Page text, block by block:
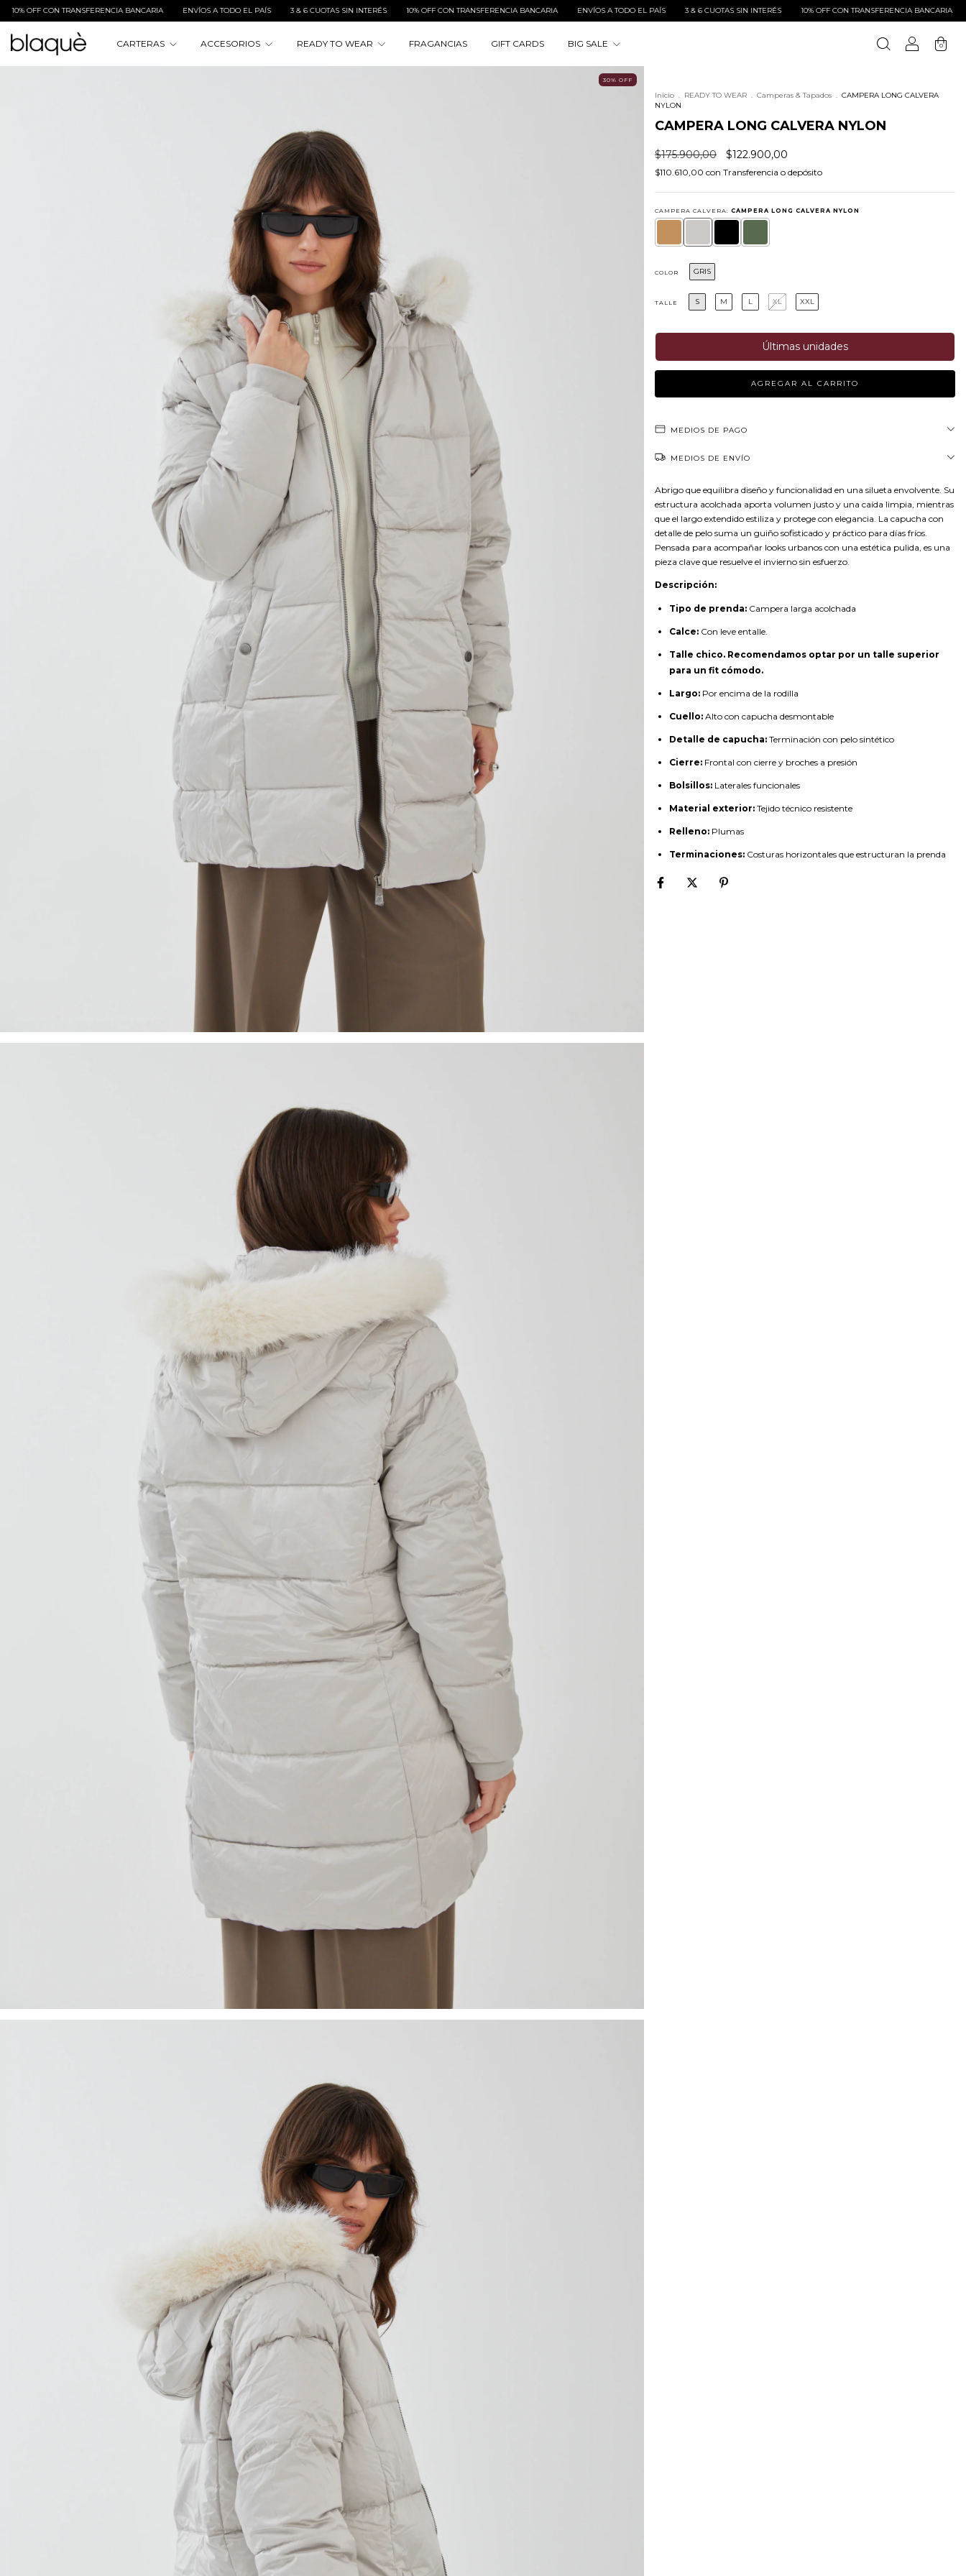
ENVÍOS A TODO EL PAÍS 3 & 6 CUOTAS SIN INTERÉS 10% OFF CON TRANSFERENCIA BANCARIA ENVÍOS A TODO EL PAÍS 3 & 6 CUOTAS SIN INTERÉS 10% OFF CON TRANSFERENCIA BANCARIA ENVÍOS A TODO EL PAÍS 3 & 6
CARTERAS ACCESORIOS READY TO WEAR FRAGANCIAS GIFT CARDS BIG SALE 0
30% OFF
Inicio . READY TO WEAR . Camperas & Tapados . CAMPERA LONG CALVERA
NYLON
CAMPERA LONG CALVERA NYLON
$175.900,00 $122.900,00
$110.610,00 con Transferencia o depósito
CAMPERA CALVERA: CAMPERA LONG CALVERA NYLON
COLOR GRIS
TALLE S M L XL XXL
Últimas unidades
MEDIOS DE PAGO
MEDIOS DE ENVÍO
Abrigo que equilibra diseño y funcionalidad en una silueta envolvente. Su
estructura acolchada aporta volumen justo y una caída limpia, mientras
que el largo extendido estiliza y protege con elegancia. La capucha con
detalle de pelo suma un guiño sofisticado y práctico para días fríos.
Pensada para acompañar looks urbanos con una estética pulida, es una
pieza clave que resuelve el invierno sin esfuerzo.
Descripción:
Tipo de prenda: Campera larga acolchada
Calce: Con leve entalle.
Talle chico. Recomendamos optar por un talle superior
para un fit cómodo.
Largo: Por encima de la rodilla
Cuello: Alto con capucha desmontable
Detalle de capucha: Terminación con pelo sintético
Cierre: Frontal con cierre y broches a presión
Bolsillos: Laterales funcionales
Material exterior: Tejido técnico resistente
Relleno: Plumas
Terminaciones: Costuras horizontales que estructuran la prenda